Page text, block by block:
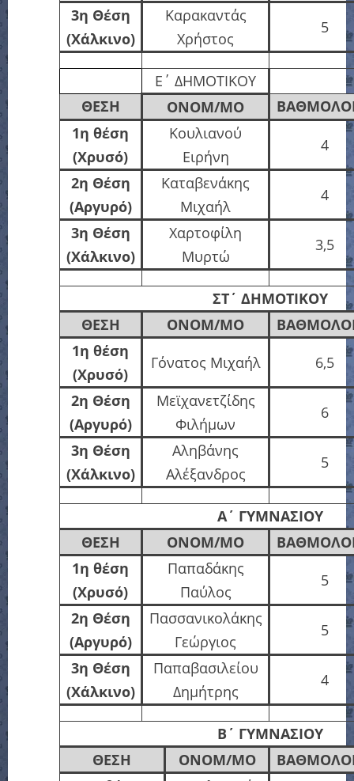
3η Θέση
(Χάλκινο)
Καρακαντάς
Χρήστος
5
Ε΄ ΔΗΜΟΤΙΚΟΥ
ΘΕΣΗ
ΟΝΟΜ/ΜΟ
1η θέση
(Χρυσό)
Κουλιανού
Ειρήνη
4
2η Θέση
(Αργυρό)
Καταβενάκης
Μιχαήλ
4
3η Θέση
(Χάλκινο)
Χαρτοφίλη
Μυρτώ
3,5
ΣΤ΄ ΔΗΜΟΤΙΚΟΥ
ΘΕΣΗ
ΟΝΟΜ/ΜΟ
1η θέση
(Χρυσό)
Γόνατος Μιχαήλ
6,5
2η Θέση
(Αργυρό)
Μεϊχανετζίδης
Φιλήμων
6
3η Θέση
(Χάλκινο)
Αληβάνης
Αλέξανδρος
5
Α΄ ΓΥΜΝΑΣΙΟΥ
ΘΕΣΗ
ΟΝΟΜ/ΜΟ
1η θέση
(Χρυσό)
Παπαδάκης
Παύλος
5
2η Θέση
(Αργυρό)
Πασσανικολάκης
Γεώργιος
5
3η Θέση
(Χάλκινο)
Παπαβασιλείου
Δημήτρης
4
Β΄ ΓΥΜΝΑΣΙΟΥ
ΘΕΣΗ
ΟΝΟΜ/ΜΟ